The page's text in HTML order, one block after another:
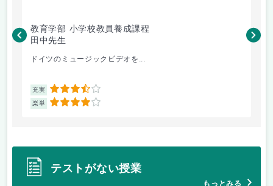
教育学部 小学校教員養成課程
田中先生
ドイツのミュージックビデオを...
充実 3.5
楽単 4
内
テストがない授業
もっとみる